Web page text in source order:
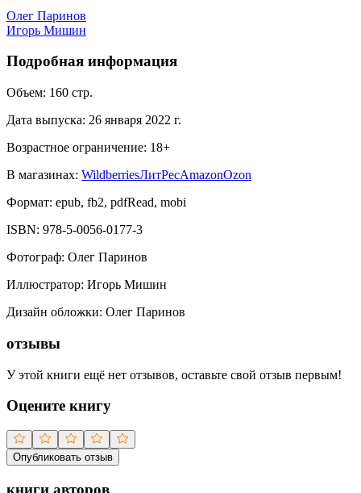
Олег Паринов
Игорь Мишин
Подробная информация
Объем: 160 стр.
Дата выпуска: 26 января 2022 г.
Возрастное ограничение: 18+
В магазинах: WildberriesЛитРесAmazonOzon
Формат: epub, fb2, pdfRead, mobi
ISBN: 978-5-0056-0177-3
Фотограф: Олег Паринов
Иллюстратор: Игорь Мишин
Дизайн обложки: Олег Паринов
отзывы
У этой книги ещё нет отзывов, оставьте свой отзыв первым!
Оцените книгу
Опубликовать отзыв
книги авторов